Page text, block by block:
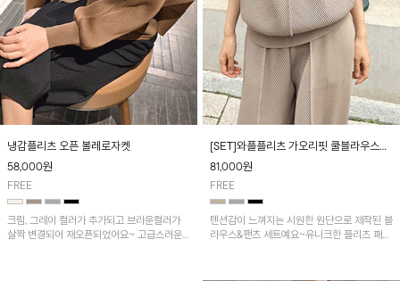
냉감플리츠 오픈 볼레로자켓
58,000원
FREE
크림, 그레이 컬러가 추가되고 브라운컬러가
살짝 변경되어 재오픈되었어요~ 고급스러운
[SET]와플플리츠 가오리핏 쿨블라우스&
조거팬츠
81,000원
FREE
텐션감이 느껴지는 시원한 원단으로 제작된 블
라우스&팬츠 세트예요~유니크한 플리츠 패턴